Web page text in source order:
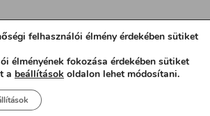
Design:
felhasználói élmény érdekében sütiket
élményének fokozása érdekében sütiket
a beállítások oldalon lehet módosítani.